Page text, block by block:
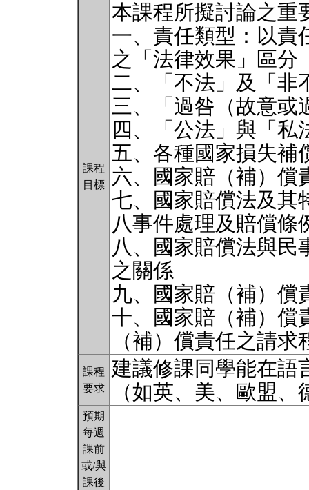
課程
目標
本課程所擬討論之重
一、責任類型：以責
之「法律效果」區分
二、「不法」及「非
三、「過咎（故意或
四、「公法」與「私
五、各種國家損失補
六、國家賠（補）償
七、國家賠償法及其
八事件處理及賠償條
八、國家賠償法與民
之關係
九、國家賠（補）償
十、國家賠（補）償
（補）償責任之請
課程
要求
建議修課同學能在語
（如英、美、歐盟
預期
每週
課前
或/與
課後